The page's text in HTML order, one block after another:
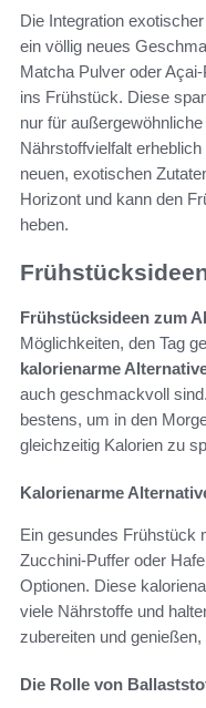
Die Integration
ein völlig neues
Matcha Pulver oder
ins Frühstück. Diese
nur für
Nährstoffvielfalt
neuen, exotischen
Horizont und kann den
heben.
Frühstücksideen zum
Möglichkeiten, den Tag
kalorienarme
auch geschmackvoll
bestens, um in den
gleichzeitig Kalorien zu
Kalorienarme
Ein gesundes Frühstück
Zucchini-Puffer oder
Optionen. Diese
viele Nährstoffe und
zubereiten und
Die Rolle von